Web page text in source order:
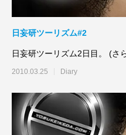
日妄研ツーリズム#2
日妄研ツーリズム2日目。 (さ
2010.03.25 Diary